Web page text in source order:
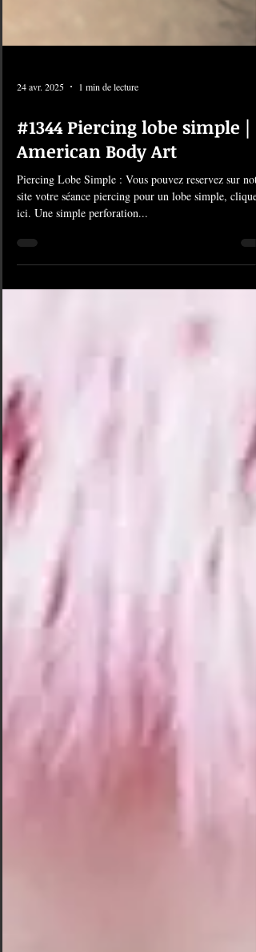
#1344 Piercing lobe simple |
American Body Art
Piercing Lobe Simple : Vous pouvez reservez sur
site votre séance piercing pour un lobe simple, cliquez
ici. Une simple perforation...